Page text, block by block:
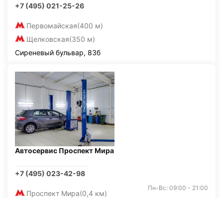
+7 (495) 021-25-26
Первомайская(400 м)
Щелковская(350 м)
Сиреневый бульвар, 83б
Автосервис Проспект Мира
+7 (495) 023-42-98
Проспект Мира(0,4 км)
Пн-Вс: 09:00 - 21:00